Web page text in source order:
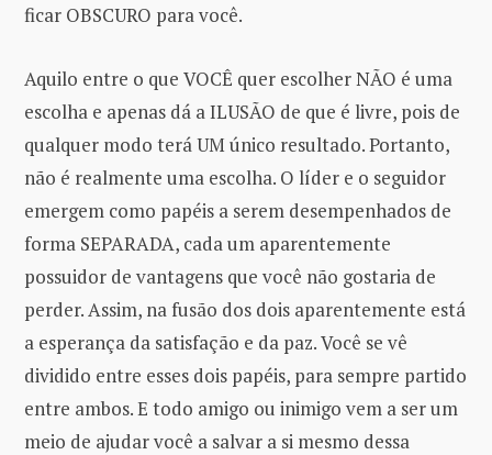
ficar OBSCURO para você.
Aquilo entre o que VOCÊ quer escolher NÃO é uma
escolha e apenas dá a ILUSÃO de que é livre, pois de
qualquer modo terá UM único resultado. Portanto,
não é realmente uma escolha. O líder e o seguidor
emergem como papéis a serem desempenhados de
forma SEPARADA, cada um aparentemente
possuidor de vantagens que você não gostaria de
perder. Assim, na fusão dos dois aparentemente está
a esperança da satisfação e da paz. Você se vê
dividido entre esses dois papéis, para sempre partido
entre ambos. E todo amigo ou inimigo vem a ser um
meio de ajudar você a salvar a si mesmo dessa